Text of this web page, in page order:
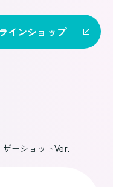
インショップ
ーショットVer.